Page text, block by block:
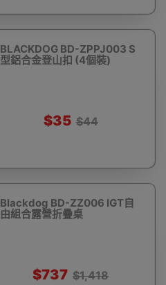
BLACKDOG BD-ZPPJ003 S
型鋁合金登山扣 (4個裝)
$35 $44
Blackdog BD-ZZ006 IGT自
由組合露營折疊桌
$737 $1,418